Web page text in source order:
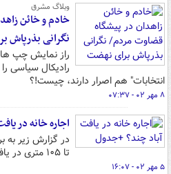
وبلاگ مشرق
خادم و خائن
نگرانی
راز نمایش چپ
رادیکال سیاسی
انتخابات" هم اصرار دارند، چیست!؟
۸ مهر ۰۲ - ۰۷:۳۷
اجاره خانه در
تا ۱۰۵ متری در یافت آباد خواهیم‌ پرداخت.
۵ مهر ۰۲ - ۱۶:۰۷